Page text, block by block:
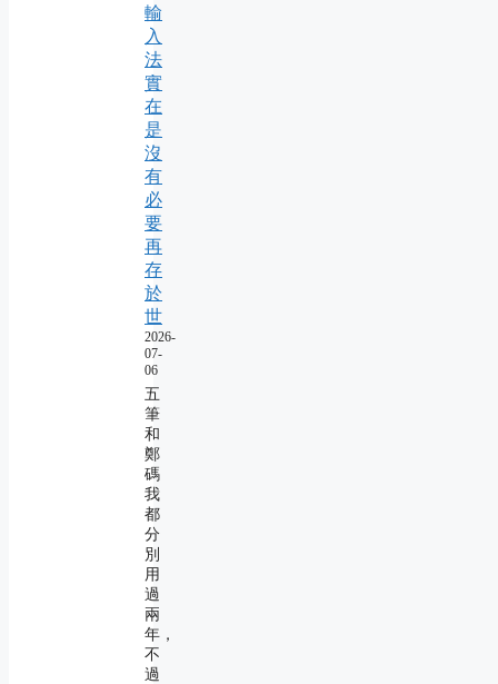
輸
入
法
實
在
是
沒
有
必
要
再
存
於
世
2026-
07-
06
五
筆
和
鄭
碼
我
都
分
別
用
過
兩
年，
不
過